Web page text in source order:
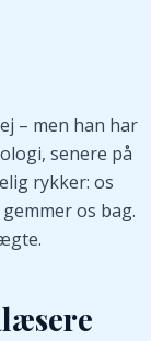
– men han har
senere på
rykker: os
os bag.